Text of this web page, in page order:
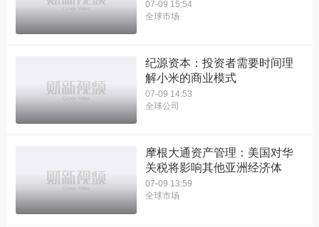
07-09 15:54
全球市场
纪源资本：投资者需要时间理
解小米的商业模式
07-09 14:53
全球公司
摩根大通资产管理：美国对华
关税将影响其他亚洲经济体
07-09 13:59
全球市场